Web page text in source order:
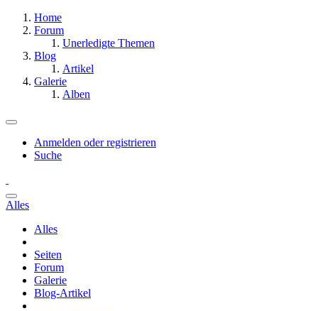
Home
Forum
Unerledigte Themen
Blog
Artikel
Galerie
Alben
Anmelden oder registrieren
Suche
Alles
Alles
Seiten
Forum
Galerie
Blog-Artikel